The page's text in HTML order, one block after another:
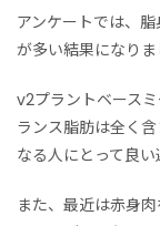
アンケートでは、
が多い結果になりま
v2プラントベース
ランス脂肪は全く
なる人にとって良い
また、最近は赤身